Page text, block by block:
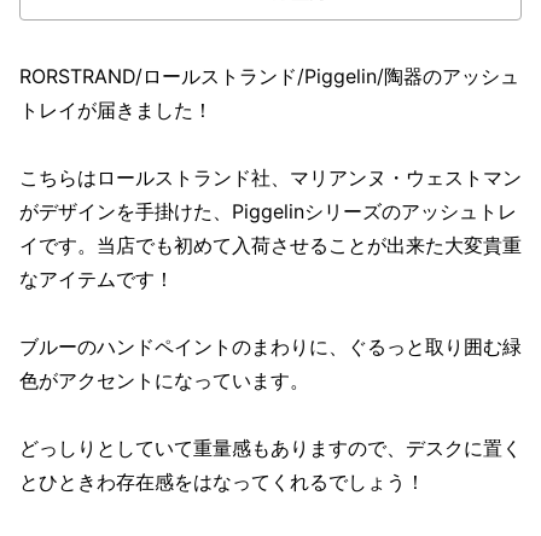
RORSTRAND/ロールストランド/Piggelin/陶器のアッシュ
トレイが届きました！
こちらはロールストランド社、マリアンヌ・ウェストマン
がデザインを手掛けた、Piggelinシリーズのアッシュトレ
イです。当店でも初めて入荷させることが出来た大変貴重
なアイテムです！
ブルーのハンドペイントのまわりに、ぐるっと取り囲む緑
色がアクセントになっています。
どっしりとしていて重量感もありますので、デスクに置く
とひときわ存在感をはなってくれるでしょう！